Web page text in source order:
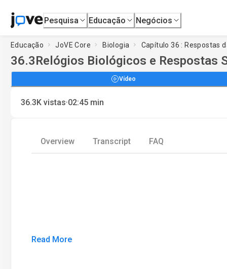
Pesquisa Educação Negócios
Educação JoVE Core Biologia Capítulo 36 : Respostas
36.3Relógios Biológicos e Respostas
Vídeo
36.3K vistas·02:45 min
Overview Transcript FAQ
Read More